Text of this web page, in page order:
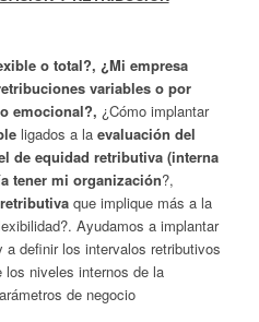
o total?, ¿Mi empresa
variables o por
emocional?, ¿Cómo implantar
ligados a la evaluación del
de equidad retributiva (interna
tener mi organización?,
que implique más a la
Ayudamos a implantar
definir los intervalos retributivos
los niveles internos de la
de negocio